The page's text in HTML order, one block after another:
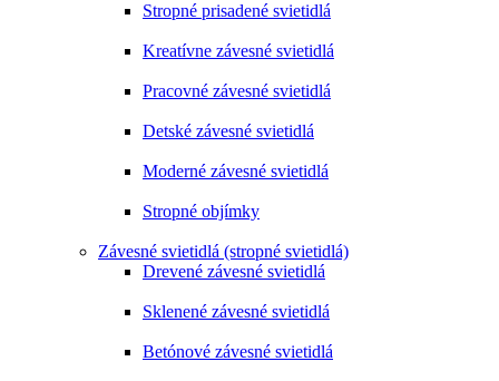
Stropné prisadené svietidlá
Kreatívne závesné svietidlá
Pracovné závesné svietidlá
Detské závesné svietidlá
Moderné závesné svietidlá
Stropné objímky
Závesné svietidlá (stropné svietidlá)
Drevené závesné svietidlá
Sklenené závesné svietidlá
Betónové závesné svietidlá